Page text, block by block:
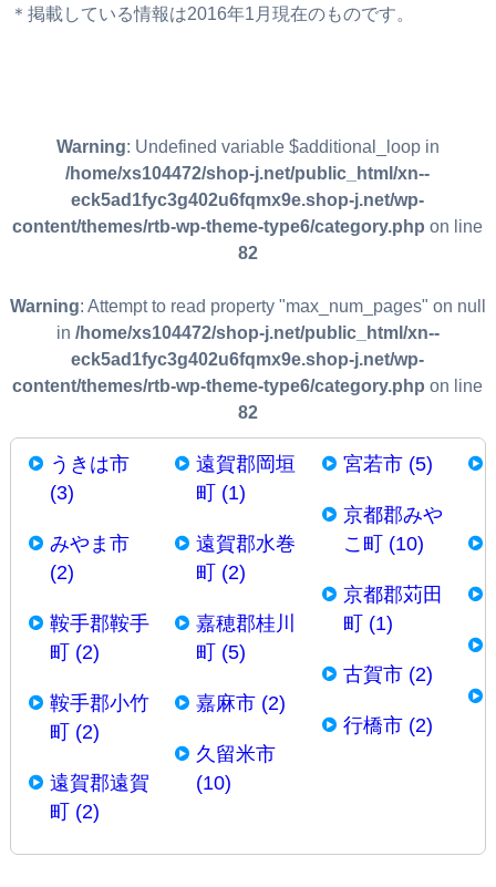
＊掲載している情報は2016年1月現在のものです。
Warning: Undefined variable $additional_loop in
/home/xs104472/shop-j.net/public_html/xn--
eck5ad1fyc3g402u6fqmx9e.shop-j.net/wp-
content/themes/rtb-wp-theme-type6/category.php on line
82
Warning: Attempt to read property "max_num_pages" on null
in /home/xs104472/shop-j.net/public_html/xn--
eck5ad1fyc3g402u6fqmx9e.shop-j.net/wp-
content/themes/rtb-wp-theme-type6/category.php on line
82
うきは市
(3)
みやま市
(2)
鞍手郡鞍手
町 (2)
鞍手郡小竹
町 (2)
遠賀郡遠賀
町 (2)
遠賀郡岡垣
町 (1)
遠賀郡水巻
町 (2)
嘉穂郡桂川
町 (5)
嘉麻市 (2)
久留米市
(10)
宮若市 (5)
京都郡みや
こ町 (10)
京都郡苅田
町 (1)
古賀市 (2)
行橋市 (2)